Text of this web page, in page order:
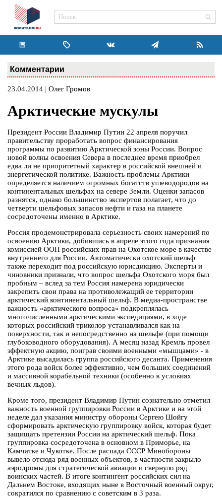
Комментарии
23.04.2014 | Олег Громов
Арктические мускулы
Президент России Владимир Путин 22 апреля поручил
правительству проработать вопрос финансирования
программы по развитию Арктической зоны России. Вопрос
новой волны освоения Севера в последнее время приобрел
едва ли не приоритетный характер в российской внешней и
энергетической политике. Важность проблемы Арктики
определяется наличием огромных богатств углеводородов на
континентальных шельфах на севере Земли. Оценки запасов
разнятся, однако большинство экспертов полагает, что до
четверти шельфовых запасов нефти и газа на планете
сосредоточены именно в Арктике.
Россия продемонстрировала серьезность своих намерений по
освоению Арктики, добившись в апреле этого года признания
комиссией ООН российских прав на Охотское море в качестве
внутреннего для России. Автоматически охотский шельф
также переходит под российскую юрисдикцию. Эксперты и
чиновники признали, что вопрос шельфа Охотского моря был
пробным – вслед за тем Россия намерена юридически
закрепить свои права на противолежащий ее территории
арктический континентальный шельф. В медиа-пространстве
важность «арктического вопроса» подкреплялась
многочисленными арктическими экспедициями, в ходе
которых российский триколор устанавливался как на
поверхности, так и непосредственно на шельфе (при помощи
глубоководного оборудования). А месяц назад Кремль провел
эффектную акцию, поиграв своими военными «мышцами» - в
Арктике высадилась группа российского десанта. Применения
этого рода войск более эффективно, чем больших соединений
и массивной корабельной техники (особенно в условиях
вечных льдов).
Кроме того, президент Владимир Путин сознательно отметил
важность военной группировки России в Арктике и на этой
неделе дал указания министру обороны Сергею Шойгу
сформировать арктическую группировку войск, которая будет
защищать претензии России на арктический шельф. Пока
группировка сосредоточена в основном в Приморье, на
Камчатке и Чукотке. После распада СССР Минобороны
вывело отсюда ряд военных объектов, в частности закрыло
аэродромы для стратегической авиации и свернуло ряд
воинских частей. В итоге контингент российских сил на
Дальнем Востоке, входящих ныне в Восточный военный округ,
сократился по сравнению с советским в 3 раза.